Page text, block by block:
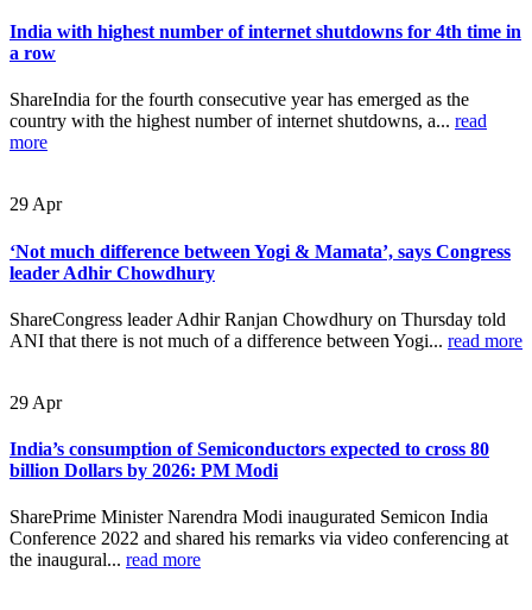
India with highest number of internet shutdowns for 4th time in
a row
ShareIndia for the fourth consecutive year has emerged as the
country with the highest number of internet shutdowns, a... read
more
29 Apr
‘Not much difference between Yogi & Mamata’, says Congress
leader Adhir Chowdhury
ShareCongress leader Adhir Ranjan Chowdhury on Thursday told
ANI that there is not much of a difference between Yogi... read more
29 Apr
India’s consumption of Semiconductors expected to cross 80
billion Dollars by 2026: PM Modi
SharePrime Minister Narendra Modi inaugurated Semicon India
Conference 2022 and shared his remarks via video conferencing at
the inaugural... read more